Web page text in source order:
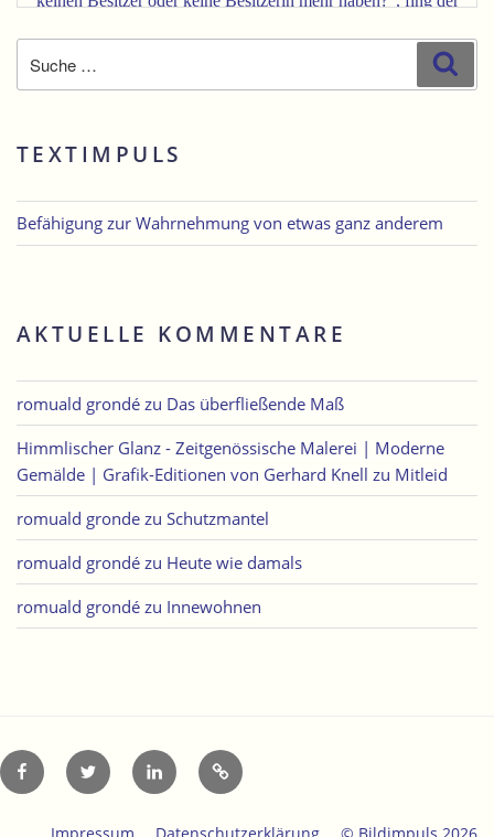
nach:
TEXTIMPULS
Befähigung zur Wahrnehmung von etwas ganz anderem
AKTUELLE KOMMENTARE
romuald grondé zu Das überfließende Maß
Himmlischer Glanz - Zeitgenössische Malerei | Moderne
Gemälde | Grafik-Editionen von Gerhard Knell zu Mitleid
romuald gronde zu Schutzmantel
romuald grondé zu Heute wie damals
romuald grondé zu Innewohnen
FacebookTwitter LinkedInXing